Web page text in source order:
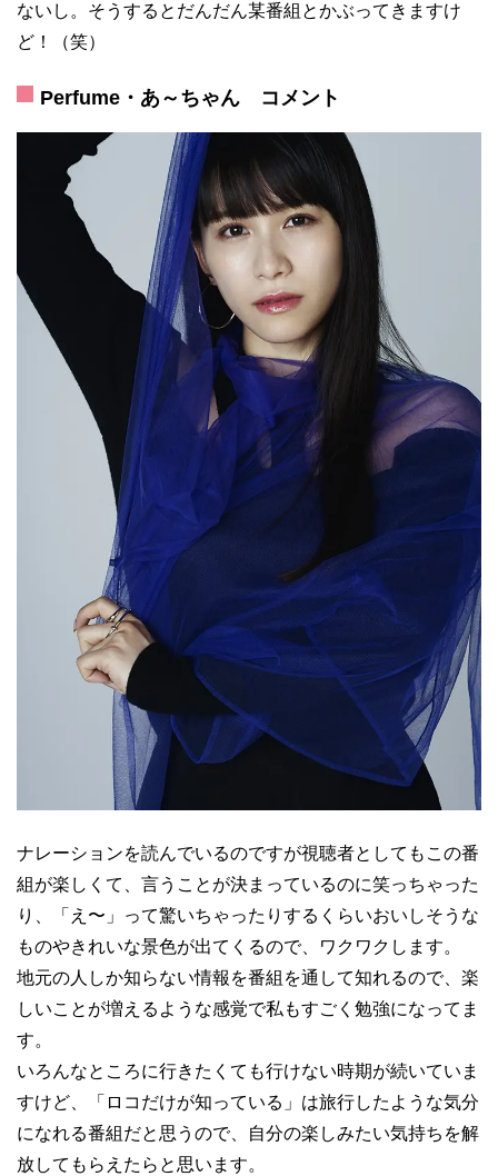
ないし。そうするとだんだん某番組とかぶってきますけ
ど！（笑）
Perfume・あ～ちゃん コメント
ナレーションを読んでいるのですが視聴者としてもこの番
組が楽しくて、言うことが決まっているのに笑っちゃった
り、「え〜」って驚いちゃったりするくらいおいしそうな
ものやきれいな景色が出てくるので、ワクワクします。
地元の人しか知らない情報を番組を通して知れるので、楽
しいことが増えるような感覚で私もすごく勉強になってま
す。
いろんなところに行きたくても行けない時期が続いていま
すけど、「ロコだけが知っている」は旅行したような気分
になれる番組だと思うので、自分の楽しみたい気持ちを解
放してもらえたらと思います。